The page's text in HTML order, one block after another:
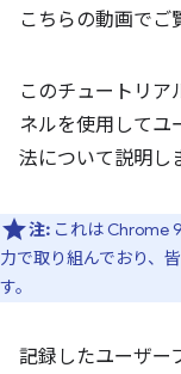
こちらの動画でご
このチュートリア
ネルを使用してユ
法について説明し
注: これは Chrome
力で取り組んでおり、
す。
記録したユーザー